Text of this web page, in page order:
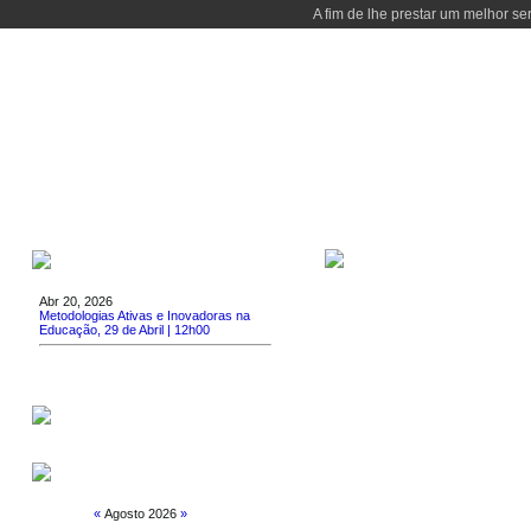
A fim de lhe prestar um melhor
Abr 20, 2026
Metodologias Ativas e Inovadoras na
Educação, 29 de Abril | 12h00
« Agosto 2026 »